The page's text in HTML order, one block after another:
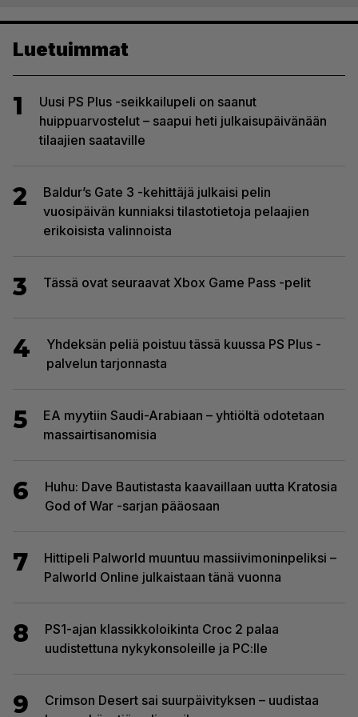
Luetuimmat
1
Uusi PS Plus -seikkailupeli on saanut
huippuarvostelut – saapui heti julkaisupäivänään
tilaajien saataville
2
Baldur’s Gate 3 -kehittäjä julkaisi pelin
vuosipäivän kunniaksi tilastotietoja pelaajien
erikoisista valinnoista
3 Tässä ovat seuraavat Xbox Game Pass -pelit
4
Yhdeksän peliä poistuu tässä kuussa PS Plus -
palvelun tarjonnasta
5
EA myytiin Saudi-Arabiaan – yhtiöltä odotetaan
massairtisanomisia
6
Huhu: Dave Bautistasta kaavaillaan uutta Kratosia
God of War -sarjan pääosaan
7
Hittipeli Palworld muuntuu massiivimoninpeliksi –
Palworld Online julkaistaan tänä vuonna
8
PS1-ajan klassikkoloikinta Croc 2 palaa
uudistettuna nykykonsoleille ja PC:lle
9
Crimson Desert sai suurpäivityksen – uudistaa